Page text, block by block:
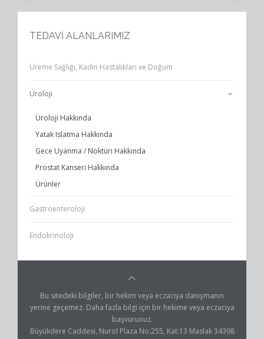
TEDAVİ ALANLARIMIZ
Üreme Sağlığı, Kadın Hastalıkları ve Doğum
Üroloji
Üroloji Hakkında
Yatak Islatma Hakkında
Gece Uyanma / Noktüri Hakkında
Prostat Kanseri Hakkında
Ürünler
Gastroenteroloji
Endokrinoloji
Bu sitedeki bilgiler, bir hekim veya eczacıya danışmanın
yerine geçemez. Daha fazla bilgi için bir hekime veya eczacıya
başvurunuz.
Büyükdere Caddesi, Nurol Plaza No:255, Kat:13 Maslak 34398